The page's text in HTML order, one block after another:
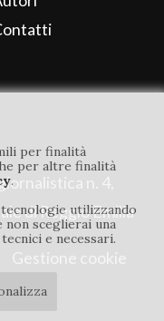
n. 4,
di Reggio Emilia
Gestione cookie
per finalità
per altre finalità
.
utilizzando
non sceglierai una
e necessari.